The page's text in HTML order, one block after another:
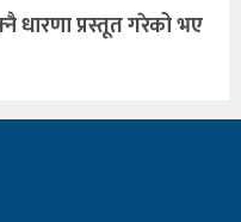
धारणा प्रस्तूत गरेको भए